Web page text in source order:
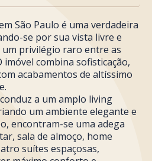
São Paulo é uma verdadeira
se por sua vista livre e
um privilégio raro entre as
imóvel combina sofisticação,
acabamentos de altíssimo
a um amplo living
um ambiente elegante e
encontram-se uma adega
sala de almoço, home
suítes espaçosas,